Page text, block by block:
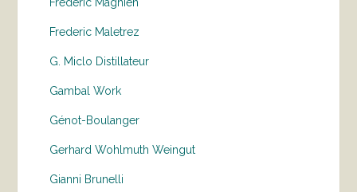
Frederic Maletrez
G. Miclo Distillateur
Gambal Work
Génot-Boulanger
Gerhard Wohlmuth Weingut
Gianni Brunelli